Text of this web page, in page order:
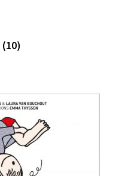
(10)